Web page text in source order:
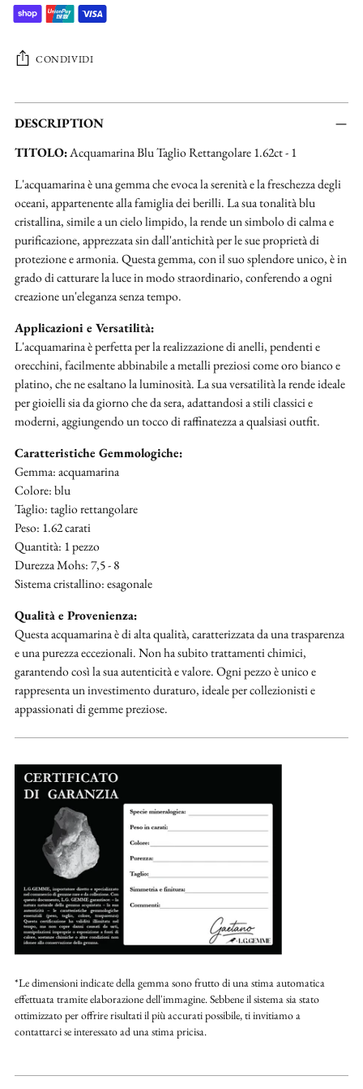
CONDIVIDI
Aggiungere
un
al
carrello...
DESCRIPTION
TITOLO:Acquamarina Blu Taglio Rettangolare 1.62ct - 1
L'acquamarina è una gemma che evoca la serenità e la freschezza degli
oceani, appartenente alla famiglia dei berilli. La sua tonalità blu
cristallina, simile a un cielo limpido, la rende un simbolo di calma e
purificazione, apprezzata sin dall'antichità per le sue proprietà di
protezione e armonia. Questa gemma, con il suo splendore unico, è in
grado di catturare la luce in modo straordinario, conferendo a ogni
creazione un'eleganza senza tempo.
Applicazioni e Versatilità:
L'acquamarina è perfetta per la realizzazione di anelli, pendenti e
orecchini, facilmente abbinabile a metalli preziosi come oro bianco e
platino, che ne esaltano la luminosità. La sua versatilità la rende ideale
per gioielli sia da giorno che da sera, adattandosi a stili classici e
moderni, aggiungendo un tocco di raffinatezza a qualsiasi outfit.
Caratteristiche Gemmologiche:
Gemma: acquamarina
Colore: blu
Taglio: taglio rettangolare
Peso: 1.62 carati
Quantità: 1 pezzo
Durezza Mohs: 7,5 - 8
Sistema cristallino: esagonale
Qualità e Provenienza:
Questa acquamarina è di alta qualità, caratterizzata da una trasparenza
e una purezza eccezionali. Non ha subito trattamenti chimici,
garantendo così la sua autenticità e valore. Ogni pezzo è unico e
rappresenta un investimento duraturo, ideale per collezionisti e
appassionati di gemme preziose.
*Le dimensioni indicate della gemma sono frutto di una stima automatica
effettuata tramite elaborazione dell'immagine. Sebbene il sistema sia stato
ottimizzato per offrire risultati il più accurati possibile, ti invitiamo a
contattarci se interessato ad una stima pricisa.